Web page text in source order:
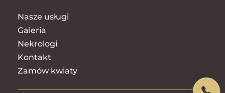
Nasze usługi
Galeria
Nekrologi
Kontakt
Zamów kwiaty